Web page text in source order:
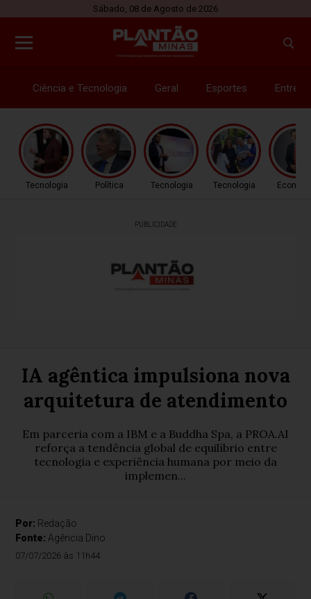
Sábado, 08 de Agosto de 2026
Ciência e Tecnologia Geral Esportes
Tecnologia Política Tecnologia Tecnologia
PUBLICIDADE
IA agêntica impulsiona nova
arquitetura de atendimento
Em parceria com a IBM e a Buddha Spa, a PROA.AI
reforça a tendência global de equilíbrio entre
tecnologia e experiência humana por meio da
implemen...
Por: Redação
Fonte: Agência Dino
07/07/2026 às 11h44